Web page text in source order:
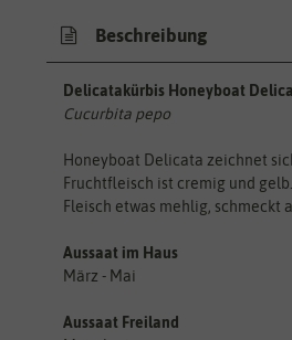
Beschreibung
Delicatakürbis Honeyboat
Cucurbita pepo
Honeyboat Delicata zeichnet
Fruchtfleisch ist cremig und
Fleisch etwas mehlig, schmeckt
Aussaat im Haus
März - Mai
Aussaat Freiland